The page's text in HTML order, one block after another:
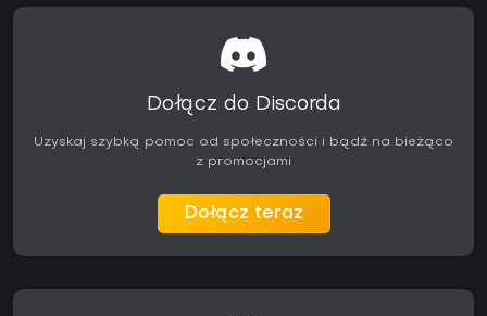
Dołącz do Discorda
Uzyskaj szybką pomoc od społeczności i bądź na bieżąco
z promocjami
Dołącz teraz